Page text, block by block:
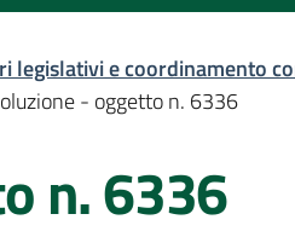
legislativi e coordinamento
- oggetto n. 6336
n. 6336